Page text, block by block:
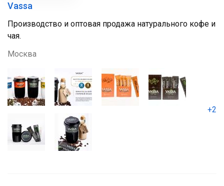
Vassa
Производство и оптовая продажа натурального кофе и
чая.
Москва
+2